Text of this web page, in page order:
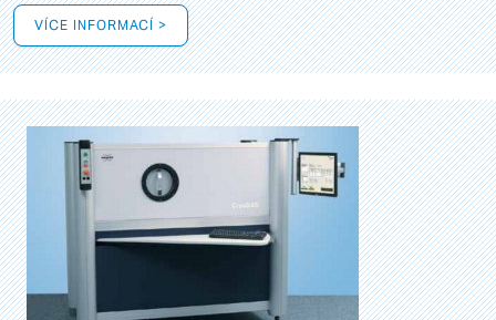
VÍCE INFORMACÍ >